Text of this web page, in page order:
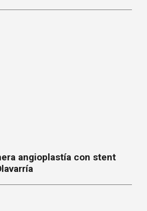
angioplastía con stent